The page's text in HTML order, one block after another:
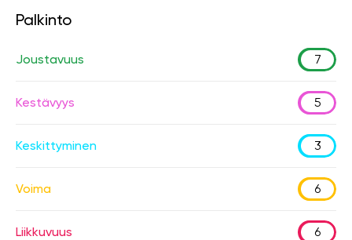
Palkinto
Joustavuus 7
Kestävyys 5
Keskittyminen 3
Voima 6
Liikkuvuus 6